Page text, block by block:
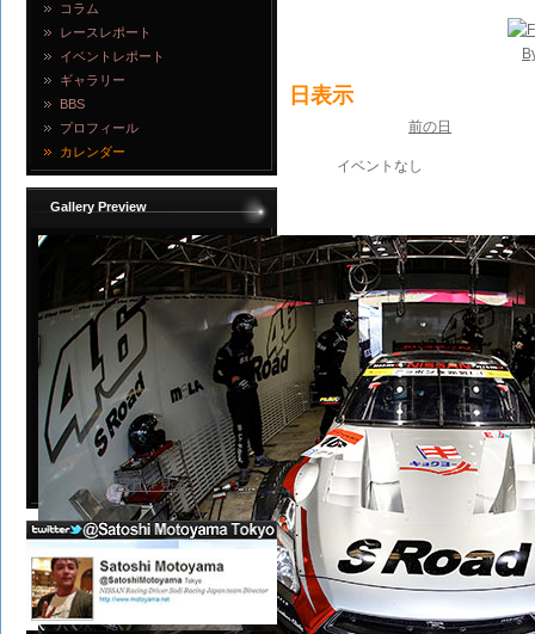
コラム
レースレポート
イベントレポート
ギャラリー
BBS
プロフィール
カレンダー
Gallery Preview
写真を見る
日表示
前の日
イベントなし